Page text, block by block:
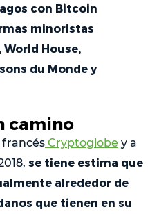
con Bitcoin
minoristas
House,
du Monde y
camino
francés Cryptoglobe y a
se tiene estima que
alrededor de
que tienen en su